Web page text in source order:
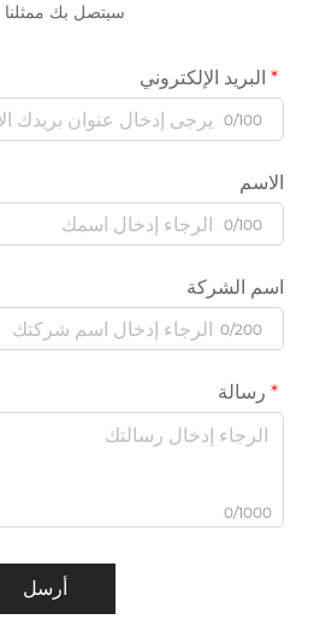
سيتصل بك ممثلنا
البريد الإلكتروني
0/100
الاسم
0/100
اسم الشركة
0/200
رسالة
0/1000
أرسل